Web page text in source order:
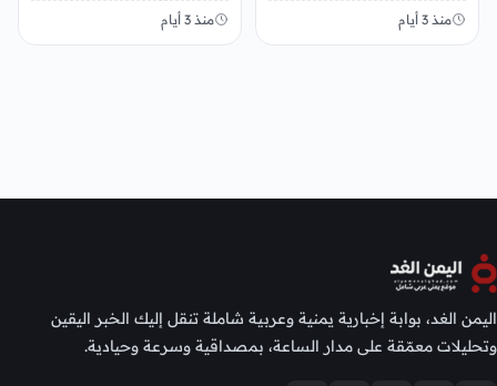
منذ 3 أيام
المنشور
منذ 3 أيام
اليمن الغد، بوابة إخبارية يمنية وعربية شاملة تنقل إليك الخبر اليقين
وتحليلات معمّقة على مدار الساعة، بمصداقية وسرعة وحيادية.